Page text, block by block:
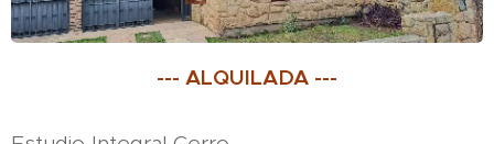
--- ALQUILADA ---